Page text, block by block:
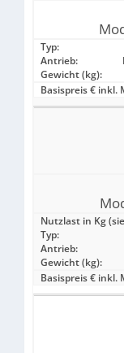
Typ:
Antrieb:
Gewicht (kg):
Basispreis € inkl.
Nutzlast in Kg
Typ:
Antrieb:
Gewicht (kg):
Basispreis € inkl.